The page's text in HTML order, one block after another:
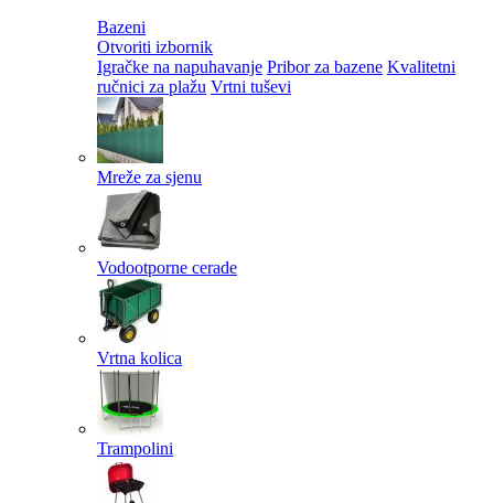
Bazeni
Otvoriti izbornik
Igračke na napuhavanje Pribor za bazene Kvalitetni
ručnici za plažu Vrtni tuševi
Mreže za sjenu
Vodootporne cerade
Vrtna kolica
Trampolini